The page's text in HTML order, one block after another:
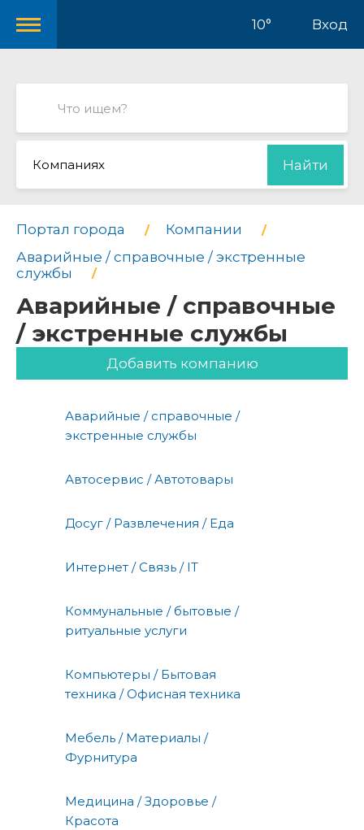
10° Вход
Компаниях Найти
Портал города
Компании
Аварийные / справочные / экстренные
службы
Аварийные / справочные
/ экстренные службы
Добавить компанию
Аварийные / справочные /
экстренные службы
Автосервис / Автотовары
Досуг / Развлечения / Еда
Интернет / Связь / IT
Коммунальные / бытовые /
ритуальные услуги
Компьютеры / Бытовая
техника / Офисная техника
Мебель / Материалы /
Фурнитура
Медицина / Здоровье /
Красота